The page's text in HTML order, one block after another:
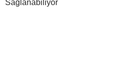
Sağlanabiliyor